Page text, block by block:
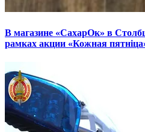
В магазине «СахарОк» в
рамках акции «Кожная